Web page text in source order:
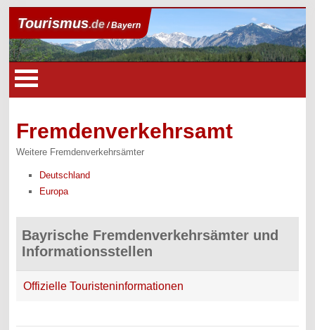
Tourismus.de/ Bayern
Fremdenverkehrsamt
Weitere Fremdenverkehrsämter
Deutschland
Europa
Bayrische Fremdenverkehrsämter und
Informationsstellen
Offizielle Touristeninformationen